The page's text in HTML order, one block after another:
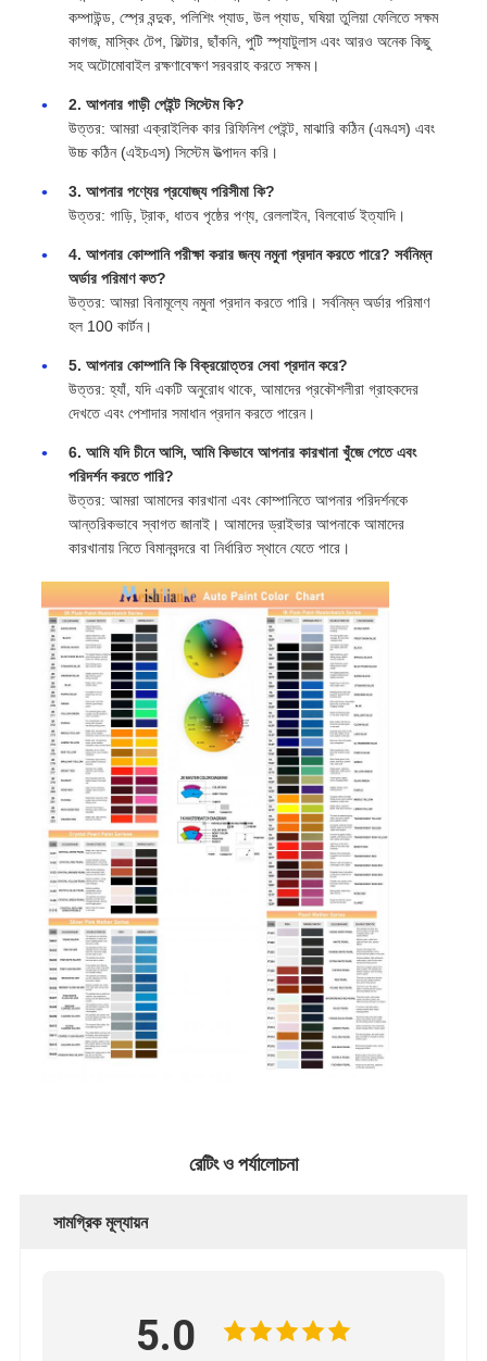
কম্পাউন্ড, স্প্রে বন্দুক, পলিশিং প্যাড, উল প্যাড, ঘষিয়া তুলিয়া ফেলিতে সক্ষম
কাগজ, মাস্কিং টেপ, ফিল্টার, ছাঁকনি, পুটি স্প্যাটুলাস এবং আরও অনেক কিছু
সহ অটোমোবাইল রক্ষণাবেক্ষণ সরবরাহ করতে সক্ষম।
2. আপনার গাড়ী পেইন্ট সিস্টেম কি?
উত্তর: আমরা এক্রাইলিক কার রিফিনিশ পেইন্ট, মাঝারি কঠিন (এমএস) এবং
উচ্চ কঠিন (এইচএস) সিস্টেম উত্পাদন করি।
3. আপনার পণ্যের প্রযোজ্য পরিসীমা কি?
উত্তর: গাড়ি, ট্রাক, ধাতব পৃষ্ঠের পণ্য, রেললাইন, বিলবোর্ড ইত্যাদি।
4. আপনার কোম্পানি পরীক্ষা করার জন্য নমুনা প্রদান করতে পারে? সর্বনিম্ন
অর্ডার পরিমাণ কত?
উত্তর: আমরা বিনামূল্যে নমুনা প্রদান করতে পারি। সর্বনিম্ন অর্ডার পরিমাণ
হল 100 কার্টন।
5. আপনার কোম্পানি কি বিক্রয়োত্তর সেবা প্রদান করে?
উত্তর: হ্যাঁ, যদি একটি অনুরোধ থাকে, আমাদের প্রকৌশলীরা গ্রাহকদের
দেখতে এবং পেশাদার সমাধান প্রদান করতে পারেন।
6. আমি যদি চীনে আসি, আমি কিভাবে আপনার কারখানা খুঁজে পেতে এবং
পরিদর্শন করতে পারি?
উত্তর: আমরা আমাদের কারখানা এবং কোম্পানিতে আপনার পরিদর্শনকে
আন্তরিকভাবে স্বাগত জানাই। আমাদের ড্রাইভার আপনাকে আমাদের
কারখানায় নিতে বিমানবন্দরে বা নির্ধারিত স্থানে যেতে পারে।
রেটিং ও পর্যালোচনা
সামগ্রিক মূল্যায়ন
5.0